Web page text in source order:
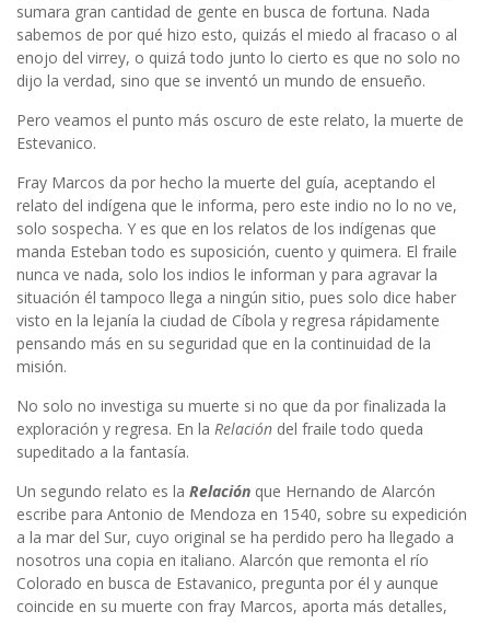
sumara gran cantidad de gente en busca de fortuna. Nada
sabemos de por qué hizo esto, quizás el miedo al fracaso o al
enojo del virrey, o quizá todo junto lo cierto es que no solo no
dijo la verdad, sino que se inventó un mundo de ensueño.
Pero veamos el punto más oscuro de este relato, la muerte de
Estevanico.
Fray Marcos da por hecho la muerte del guía, aceptando el
relato del indígena que le informa, pero este indio no lo no ve,
solo sospecha. Y es que en los relatos de los indígenas que
manda Esteban todo es suposición, cuento y quimera. El fraile
nunca ve nada, solo los indios le informan y para agravar la
situación él tampoco llega a ningún sitio, pues solo dice haber
visto en la lejanía la ciudad de Cíbola y regresa rápidamente
pensando más en su seguridad que en la continuidad de la
misión.
No solo no investiga su muerte si no que da por finalizada la
exploración y regresa. En la Relación del fraile todo queda
supeditado a la fantasía.
Un segundo relato es la Relación que Hernando de Alarcón
escribe para Antonio de Mendoza en 1540, sobre su expedición
a la mar del Sur, cuyo original se ha perdido pero ha llegado a
nosotros una copia en italiano. Alarcón que remonta el río
Colorado en busca de Estavanico, pregunta por él y aunque
coincide en su muerte con fray Marcos, aporta más detalles,